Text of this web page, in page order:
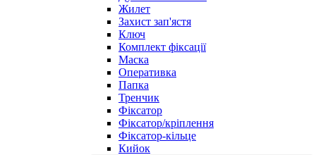
Жилет
Захист зап'ястя
Ключ
Комплект фіксації
Маска
Оперативка
Папка
Тренчик
Фіксатор
Фіксатор/кріплення
Фіксатор-кільце
Кийок